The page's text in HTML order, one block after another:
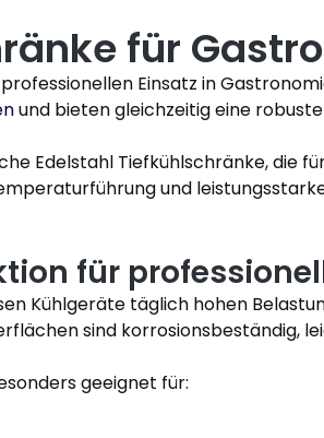
für
Einsatz in
und bieten gleichzeitig eine
Edelstahl Tiefkühlschränke, die
und
für
Kühlgeräte täglich hohen
sind korrosionsbeständig,
geeignet für: